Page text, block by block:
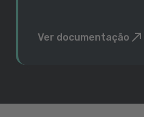
Ver documentação